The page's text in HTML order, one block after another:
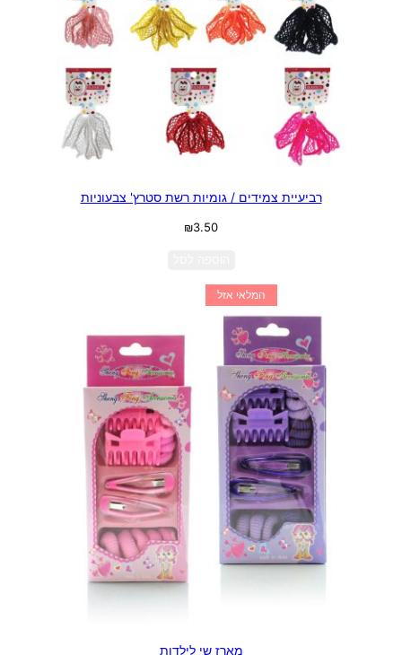
רביעיית צמידים / גומיות רשת סטרץ' צבעוניות
₪3.50
המלאי אזל
מארז שי לילדות